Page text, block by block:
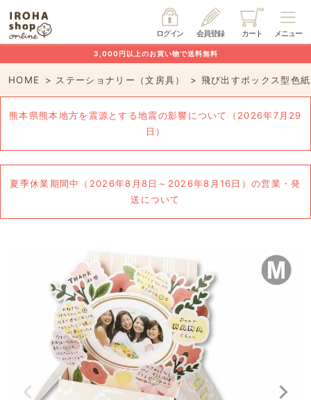
メニュー
カート
会員登録
ログイン
3,000円以上のお買い物で送料無料
HOME ステーショナリー（文房具） 飛び出すボックス型色
熊本県熊本地方を震源とする地震の影響について（2026年7月29
日）
夏季休業期間中（2026年8月8日～2026年8月16日）の営業・発
送について